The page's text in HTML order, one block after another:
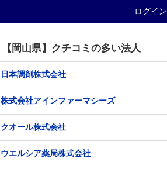
ログイン
【岡山県】クチコミの多い法人
日本調剤株式会社
株式会社アインファーマシーズ
クオール株式会社
ウエルシア薬局株式会社